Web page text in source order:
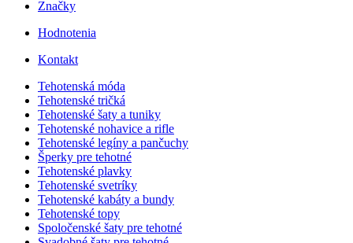
Značky
Hodnotenia
Kontakt
Tehotenská móda
Tehotenské tričká
Tehotenské šaty a tuniky
Tehotenské nohavice a rifle
Tehotenské legíny a pančuchy
Šperky pre tehotné
Tehotenské plavky
Tehotenské svetríky
Tehotenské kabáty a bundy
Tehotenské topy
Spoločenské šaty pre tehotné